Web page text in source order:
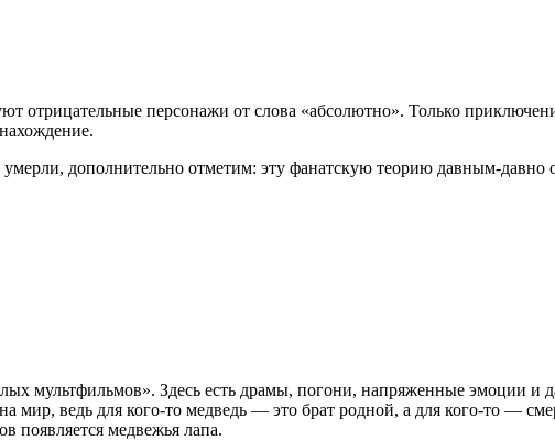
отрицательные персонажи от слова «абсолютно». Только
дополнительно отметим: эту фанатскую теорию давным-давно
мультфильмов». Здесь есть драмы, погони, напряженные эмоции и
мир, ведь для кого-то медведь — это брат родной, а для кого-то —
появляется медвежья лапа.